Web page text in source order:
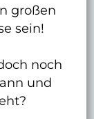
großen
sein!
noch
und